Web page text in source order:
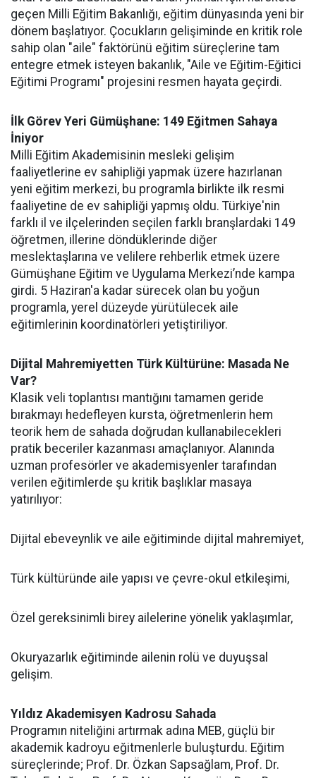
geçen Milli Eğitim Bakanlığı, eğitim dünyasında yeni bir
dönem başlatıyor. Çocukların gelişiminde en kritik role
sahip olan "aile" faktörünü eğitim süreçlerine tam
entegre etmek isteyen bakanlık, "Aile ve Eğitim-Eğitici
Eğitimi Programı" projesini resmen hayata geçirdi.
İlk Görev Yeri Gümüşhane: 149 Eğitmen Sahaya
İniyor
Milli Eğitim Akademisinin mesleki gelişim
faaliyetlerine ev sahipliği yapmak üzere hazırlanan
yeni eğitim merkezi, bu programla birlikte ilk resmi
faaliyetine de ev sahipliği yapmış oldu. Türkiye'nin
farklı il ve ilçelerinden seçilen farklı branşlardaki 149
öğretmen, illerine döndüklerinde diğer
meslektaşlarına ve velilere rehberlik etmek üzere
Gümüşhane Eğitim ve Uygulama Merkezi’nde kampa
girdi. 5 Haziran'a kadar sürecek olan bu yoğun
programla, yerel düzeyde yürütülecek aile
eğitimlerinin koordinatörleri yetiştiriliyor.
Dijital Mahremiyetten Türk Kültürüne: Masada Ne
Var?
Klasik veli toplantısı mantığını tamamen geride
bırakmayı hedefleyen kursta, öğretmenlerin hem
teorik hem de sahada doğrudan kullanabilecekleri
pratik beceriler kazanması amaçlanıyor. Alanında
uzman profesörler ve akademisyenler tarafından
verilen eğitimlerde şu kritik başlıklar masaya
yatırılıyor:
Dijital ebeveynlik ve aile eğitiminde dijital mahremiyet,
Türk kültüründe aile yapısı ve çevre-okul etkileşimi,
Özel gereksinimli birey ailelerine yönelik yaklaşımlar,
Okuryazarlık eğitiminde ailenin rolü ve duyuşsal
gelişim.
Yıldız Akademisyen Kadrosu Sahada
Programın niteliğini artırmak adına MEB, güçlü bir
akademik kadroyu eğitmenlerle buluşturdu. Eğitim
süreçlerinde; Prof. Dr. Özkan Sapsağlam, Prof. Dr.